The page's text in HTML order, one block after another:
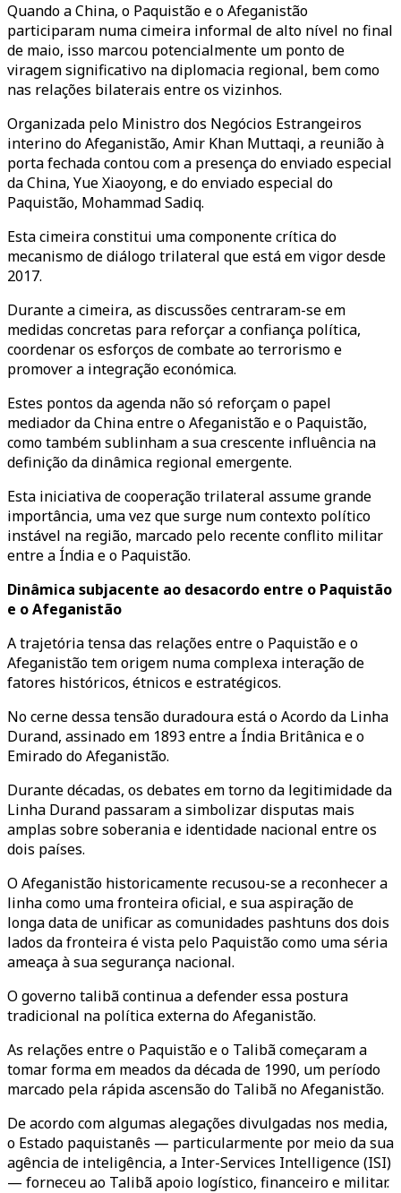
Quando a China, o Paquistão e o Afeganistão
participaram numa cimeira informal de alto nível no final
de maio, isso marcou potencialmente um ponto de
viragem significativo na diplomacia regional, bem como
nas relações bilaterais entre os vizinhos.
Organizada pelo Ministro dos Negócios Estrangeiros
interino do Afeganistão, Amir Khan Muttaqi, a reunião à
porta fechada contou com a presença do enviado especial
da China, Yue Xiaoyong, e do enviado especial do
Paquistão, Mohammad Sadiq.
Esta cimeira constitui uma componente crítica do
mecanismo de diálogo trilateral que está em vigor desde
2017.
Durante a cimeira, as discussões centraram-se em
medidas concretas para reforçar a confiança política,
coordenar os esforços de combate ao terrorismo e
promover a integração económica.
Estes pontos da agenda não só reforçam o papel
mediador da China entre o Afeganistão e o Paquistão,
como também sublinham a sua crescente influência na
definição da dinâmica regional emergente.
Esta iniciativa de cooperação trilateral assume grande
importância, uma vez que surge num contexto político
instável na região, marcado pelo recente conflito militar
entre a Índia e o Paquistão.
Dinâmica subjacente ao desacordo entre o Paquistão
e o Afeganistão
A trajetória tensa das relações entre o Paquistão e o
Afeganistão tem origem numa complexa interação de
fatores históricos, étnicos e estratégicos.
No cerne dessa tensão duradoura está o Acordo da Linha
Durand, assinado em 1893 entre a Índia Britânica e o
Emirado do Afeganistão.
Durante décadas, os debates em torno da legitimidade da
Linha Durand passaram a simbolizar disputas mais
amplas sobre soberania e identidade nacional entre os
dois países.
O Afeganistão historicamente recusou-se a reconhecer a
linha como uma fronteira oficial, e sua aspiração de
longa data de unificar as comunidades pashtuns dos dois
lados da fronteira é vista pelo Paquistão como uma séria
ameaça à sua segurança nacional.
O governo talibã continua a defender essa postura
tradicional na política externa do Afeganistão.
As relações entre o Paquistão e o Talibã começaram a
tomar forma em meados da década de 1990, um período
marcado pela rápida ascensão do Talibã no Afeganistão.
De acordo com algumas alegações divulgadas nos media,
o Estado paquistanês — particularmente por meio da sua
agência de inteligência, a Inter-Services Intelligence (ISI)
— forneceu ao Talibã apoio logístico, financeiro e militar.